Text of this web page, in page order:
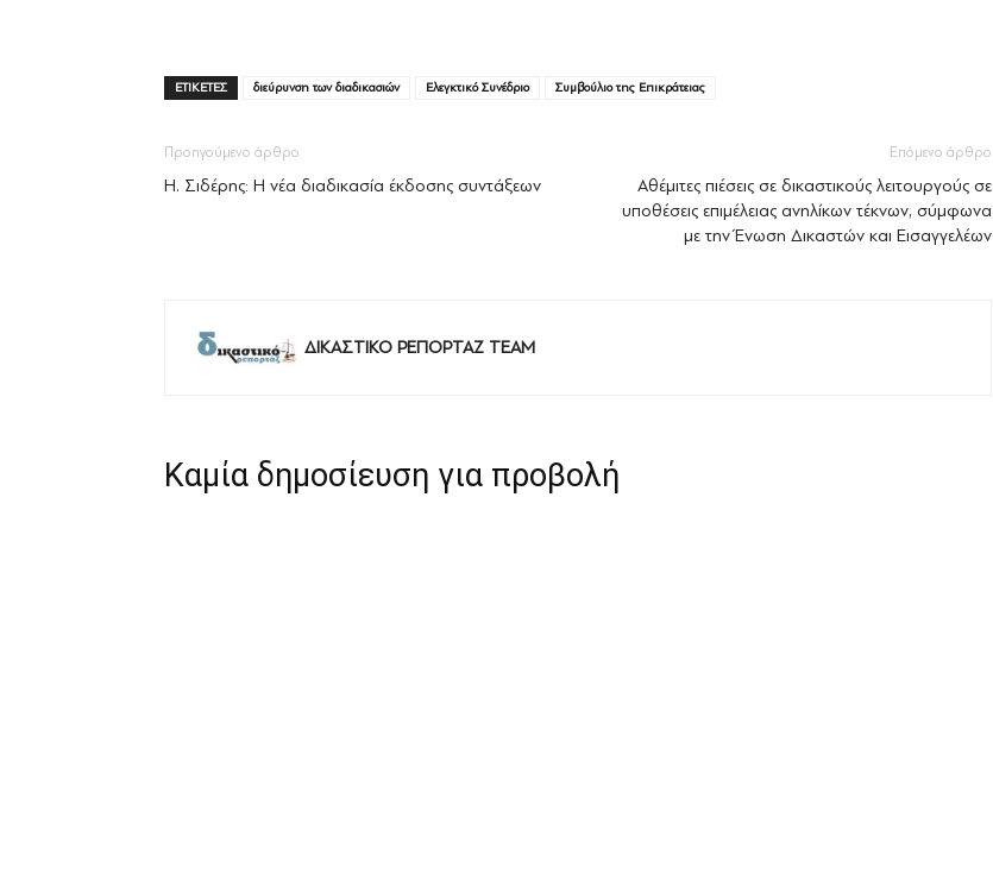
ΕΤΙΚΕΤΕΣ διεύρυνση των διαδικασιών Ελεγκτικό Συνέδριο Συμβούλιο της Επικράτειας
Προηγούμενο άρθρο
Η. Σιδέρης: Η νέα διαδικασία έκδοσης συντάξεων
Επόμενο άρθρο
Αθέμιτες πιέσεις σε δικαστικούς λειτουργούς σε
υποθέσεις επιμέλειας ανηλίκων τέκνων, σύμφωνα
με την Ένωση Δικαστών και Εισαγγελέων
ΔΙΚΑΣΤΙΚΟ ΡΕΠΟΡΤΑΖ TEAM
Καμία δημοσίευση για προβολή